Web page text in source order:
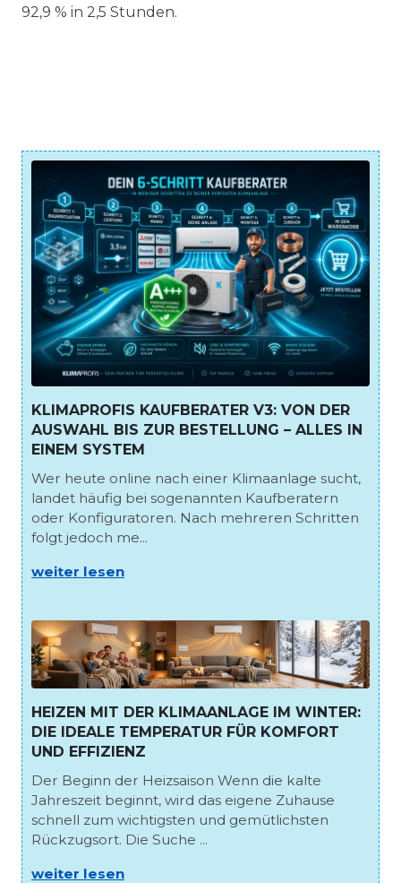
92,9 % in 2,5 Stunden.
KLIMAPROFIS KAUFBERATER V3: VON DER
AUSWAHL BIS ZUR BESTELLUNG – ALLES IN
EINEM SYSTEM
Wer heute online nach einer Klimaanlage sucht,
landet häufig bei sogenannten Kaufberatern
oder Konfiguratoren. Nach mehreren Schritten
folgt jedoch me...
weiter lesen
HEIZEN MIT DER KLIMAANLAGE IM WINTER:
DIE IDEALE TEMPERATUR FÜR KOMFORT
UND EFFIZIENZ
Der Beginn der Heizsaison Wenn die kalte
Jahreszeit beginnt, wird das eigene Zuhause
schnell zum wichtigsten und gemütlichsten
Rückzugsort. Die Suche ...
weiter lesen